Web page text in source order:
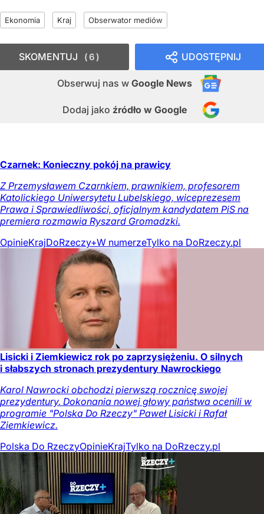
Ekonomia Kraj Obserwator mediów
UDOSTĘPNIJ
Obserwuj nas w Google News
Dodaj jako źródło w Google
SKOMENTUJ 6
Czarnek: Konieczny pokój na prawicy
Z Przemysławem Czarnkiem, prawnikiem, profesorem
Katolickiego Uniwersytetu Lubelskiego, wiceprezesem
Prawa i Sprawiedliwości, oficjalnym kandydatem PiS na
premiera rozmawia Ryszard Gromadzki.
OpinieKrajDoRzeczy+W numerzeTylko na DoRzeczy.pl
Lisicki i Ziemkiewicz rok po zaprzysiężeniu. O silnych
i słabszych stronach prezydentury Nawrockiego
Karol Nawrocki obchodzi pierwszą rocznicę swojej
prezydentury. Dokonania nowej głowy państwa ocenili w
programie "Polska Do Rzeczy" Paweł Lisicki i Rafał
Ziemkiewicz.
Polska Do RzeczyOpinieKrajTylko na DoRzeczy.pl